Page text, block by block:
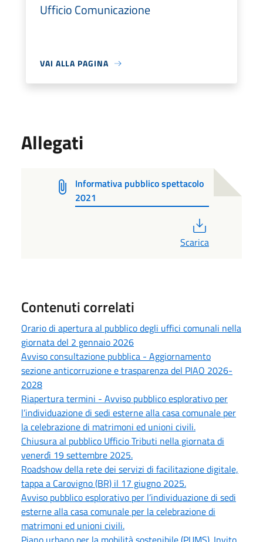
Ufficio Comunicazione
VAI ALLA PAGINA
Allegati
Informativa pubblico spettacolo
2021
Scarica
Contenuti correlati
Orario di apertura al pubblico degli uffici comunali nella
giornata del 2 gennaio 2026
Avviso consultazione pubblica - Aggiornamento
sezione anticorruzione e trasparenza del PIAO 2026-
2028
Riapertura termini - Avviso pubblico esplorativo per
l’individuazione di sedi esterne alla casa comunale per
la celebrazione di matrimoni ed unioni civili.
Chiusura al pubblico Ufficio Tributi nella giornata di
venerdì 19 settembre 2025.
Roadshow della rete dei servizi di facilitazione digitale,
tappa a Carovigno (BR) il 17 giugno 2025.
Avviso pubblico esplorativo per l’individuazione di sedi
esterne alla casa comunale per la celebrazione di
matrimoni ed unioni civili.